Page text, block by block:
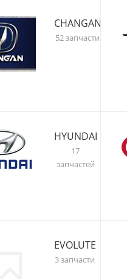
CHANGAN
52 запчасти
HYUNDAI
17
запчастей
EVOLUTE
3 запчасти